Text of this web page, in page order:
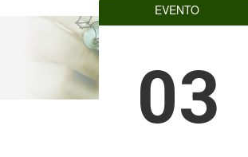
EVENTO
03